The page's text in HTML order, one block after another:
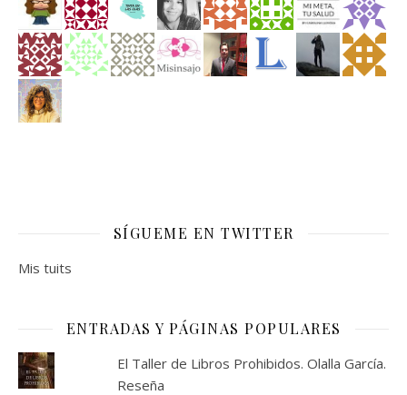
SÍGUEME EN TWITTER
Mis tuits
ENTRADAS Y PÁGINAS POPULARES
El Taller de Libros Prohibidos. Olalla García.
Reseña